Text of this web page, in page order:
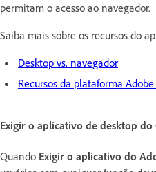
permitam o acesso ao navegador.
Saiba mais sobre os recursos do
Desktop vs. navegador
Recursos da plataforma
Exigir o aplicativo de desktop do
Quando Exigir o aplicativo do